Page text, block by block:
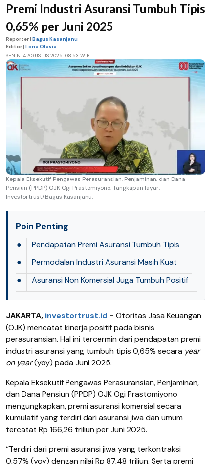
Premi Industri Asuransi Tumbuh Tipis
0,65% per Juni 2025
Reporter | Bagus Kasanjanu
Editor | Lona Olavia
SENIN, 4 AGUSTUS 2025, 08.53 WIB
Kepala Eksekutif Pengawas Perasuransian, Penjaminan, dan Dana
Pensiun (PPDP) OJK Ogi Prastomiyono. Tangkapan layar:
Investortrust/Bagus Kasanjanu.
Poin Penting
●
Pendapatan Premi Asuransi Tumbuh Tipis
●
Permodalan Industri Asuransi Masih Kuat
●
Asuransi Non Komersial Juga Tumbuh Positif
JAKARTA, investortrust.id - Otoritas Jasa Keuangan
(OJK) mencatat kinerja positif pada bisnis
perasuransian. Hal ini tercermin dari pendapatan premi
industri asuransi yang tumbuh tipis 0,65% secara year
on year(yoy) pada Juni 2025.
Kepala Eksekutif Pengawas Perasuransian, Penjaminan,
dan Dana Pensiun (PPDP) OJK Ogi Prastomiyono
mengungkapkan, premi asuransi komersial secara
kumulatif yang terdiri dari asuransi jiwa dan umum
tercatat Rp 166,26 triliun per Juni 2025.
“Terdiri dari premi asuransi jiwa yang terkontraksi
0,57% (yoy) dengan nilai Rp 87,48 triliun. Serta premi